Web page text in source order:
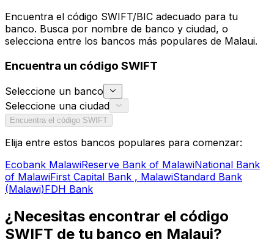
Encuentra el código SWIFT/BIC adecuado para tu
banco. Busca por nombre de banco y ciudad, o
selecciona entre los bancos más populares de Malaui.
Encuentra un código SWIFT
Seleccione un banco
Seleccione una ciudad
Encuentra el código SWIFT
Elija entre estos bancos populares para comenzar:
Ecobank MalawiReserve Bank of MalawiNational Bank
of MalawiFirst Capital Bank , MalawiStandard Bank
(Malawi)FDH Bank
¿Necesitas encontrar el código
SWIFT de tu banco en Malaui?